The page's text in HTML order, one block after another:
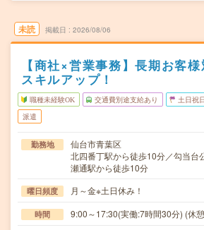
未読 掲載日 2026/08/06
【商社×営業事務】長期お客
スキルアップ！
職種未経験OK 交通費別途支給あり 土日祝
派遣
勤務地
仙台市青葉区
北四番丁駅から徒歩10分／勾当台
瀬通駅から徒歩10分
曜日頻度 月～金※土日休み！
時間 9:00～17:30(実働:7時間30分) (休